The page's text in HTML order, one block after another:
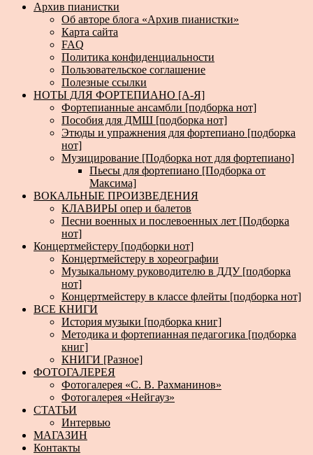
Архив пианистки
Об авторе блога «Архив пианистки»
Карта сайта
FAQ
Политика конфиденциальности
Пользовательское соглашение
Полезные ссылки
НОТЫ ДЛЯ ФОРТЕПИАНО [А-Я]
Фортепианные ансамбли [подборка нот]
Пособия для ДМШ [подборка нот]
Этюды и упражнения для фортепиано [подборка
нот]
Музицирование [Подборка нот для фортепиано]
Пьесы для фортепиано [Подборка от
Максима]
ВОКАЛЬНЫЕ ПРОИЗВЕДЕНИЯ
КЛАВИРЫ опер и балетов
Песни военных и послевоенных лет [Подборка
нот]
Концертмейстеру [подборки нот]
Концертмейстеру в хореографии
Музыкальному руководителю в ДДУ [подборка
нот]
Концертмейстеру в классе флейты [подборка нот]
ВСЕ КНИГИ
История музыки [подборка книг]
Методика и фортепианная педагогика [подборка
книг]
КНИГИ [Разное]
ФОТОГАЛЕРЕЯ
Фотогалерея «С. В. Рахманинов»
Фотогалерея «Нейгауз»
СТАТЬИ
Интервью
МАГАЗИН
Контакты